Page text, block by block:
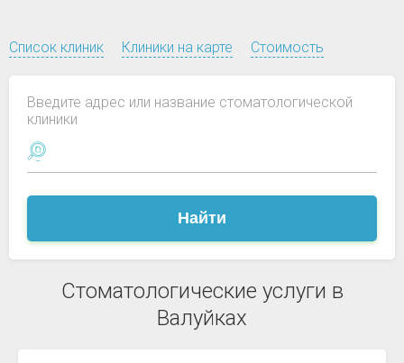
Список клиник Клиники на карте Стоимость
Введите адрес или название стоматологической
клиники
Найти
Стоматологические услуги в
Валуйках